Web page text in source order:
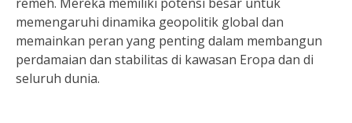
memengaruhi dinamika geopolitik global dan
memainkan peran yang penting dalam membangun
perdamaian dan stabilitas di kawasan Eropa dan di
seluruh dunia.